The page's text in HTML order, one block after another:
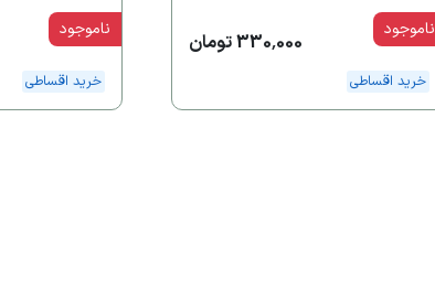
330,000 تومان
خرید اقساطی
ناموجود
خرید اقساطی
ناموجود